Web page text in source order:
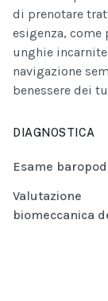
di prenotare
esigenza,
unghie
navigazione
benessere dei
DIAGNOSTICA
Esame
Valutazione
biomeccanica